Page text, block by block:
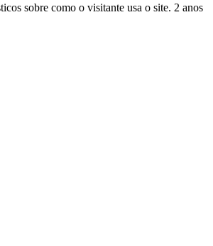
sobre como o visitante usa o site. 2 anos